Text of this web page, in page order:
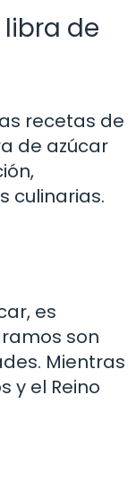
de
recetas de
de azúcar
culinarias.
es
son
Mientras
y el Reino